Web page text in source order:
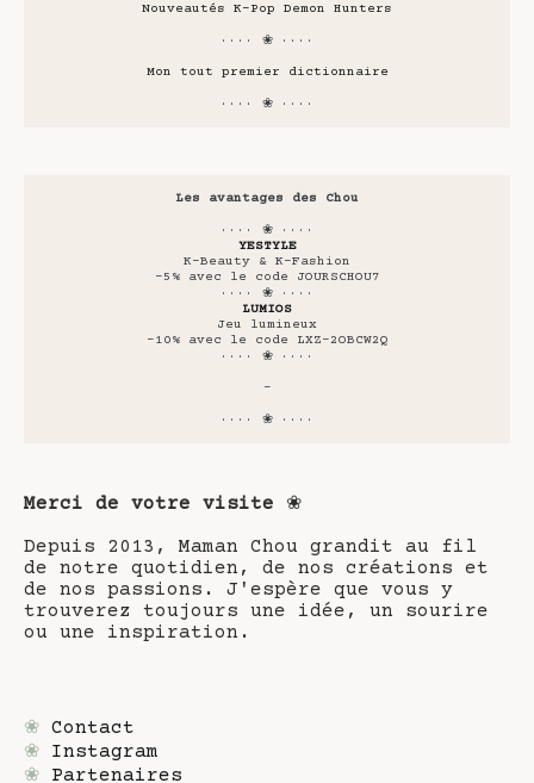
Nouveautés K-Pop Demon Hunters
···· ❀ ····
Mon tout premier dictionnaire
···· ❀ ····
Les avantages des Chou
···· ❀ ····
YESTYLE
K-Beauty & K-Fashion
-5% avec le code JOURSCHOU7
···· ❀ ····
LUMIOS
Jeu lumineux
-10% avec le code LXZ-2OBCW2Q
···· ❀ ····
-
···· ❀ ····
Merci de votre visite ❀
Depuis 2013, Maman Chou grandit au fil
de notre quotidien, de nos créations et
de nos passions. J'espère que vous y
trouverez toujours une idée, un sourire
ou une inspiration.
❀ Contact
❀ Instagram
❀ Partenaires